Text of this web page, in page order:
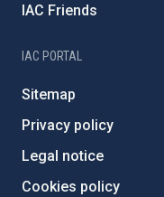
IAC Friends
IAC PORTAL
Sitemap
Privacy policy
Legal notice
Cookies policy